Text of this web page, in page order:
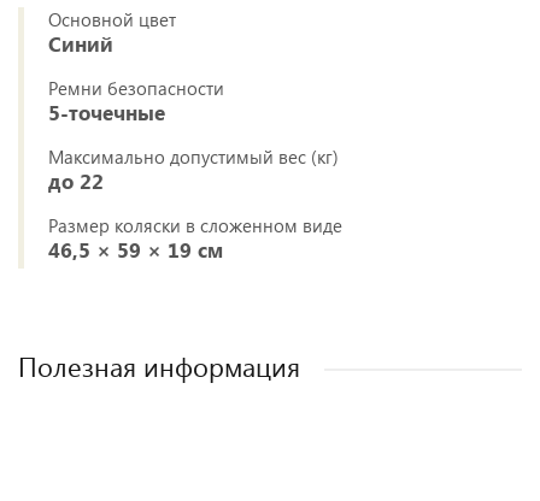
Основной цвет
Синий
Ремни безопасности
5-точечные
Максимально допустимый вес (кг)
до 22
Размер коляски в сложенном виде
46,5 × 59 × 19 см
Полезная информация